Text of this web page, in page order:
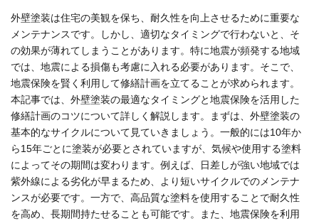
外壁塗装は住宅の美観を保ち、耐久性を向上させるために重要な
メンテナンスです。しかし、適切なタイミングで行わないと、そ
の効果が薄れてしまうことがあります。特に地震が頻発する地域
では、地震による損傷も考慮に入れる必要があります。そこで、
地震保険を賢く利用して修繕計画を立てることが求められます。
本記事では、外壁塗装の最適なタイミングと地震保険を活用した
修繕計画のコツについて詳しく解説します。まずは、外壁塗装の
基本的なサイクルについて見ていきましょう。一般的には10年か
ら15年ごとに塗装が必要とされていますが、気候や使用する塗料
によってその期間は変わります。例えば、日差しが強い地域では
紫外線による劣化が早まるため、より短いサイクルでのメンテナ
ンスが必要です。一方で、高品質な塗料を使用することで耐久性
を高め、長期間持たせることも可能です。また、地震保険を利用